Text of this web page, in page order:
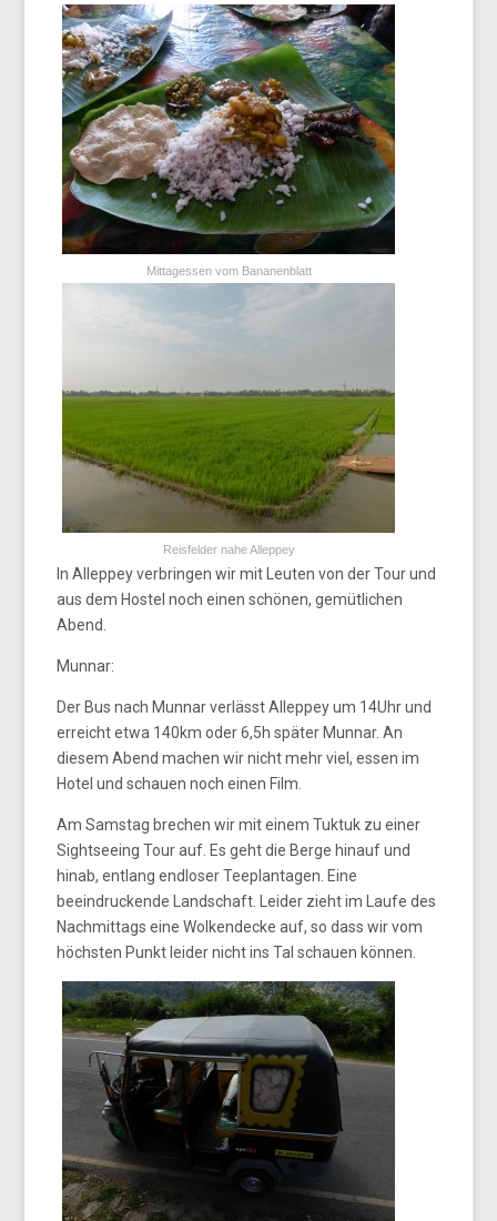
Mittagessen vom Bananenblatt
Reisfelder nahe Alleppey
In Alleppey verbringen wir mit Leuten von der Tour und
aus dem Hostel noch einen schönen, gemütlichen
Abend.
Munnar:
Der Bus nach Munnar verlässt Alleppey um 14Uhr und
erreicht etwa 140km oder 6,5h später Munnar. An
diesem Abend machen wir nicht mehr viel, essen im
Hotel und schauen noch einen Film.
Am Samstag brechen wir mit einem Tuktuk zu einer
Sightseeing Tour auf. Es geht die Berge hinauf und
hinab, entlang endloser Teeplantagen. Eine
beeindruckende Landschaft. Leider zieht im Laufe des
Nachmittags eine Wolkendecke auf, so dass wir vom
höchsten Punkt leider nicht ins Tal schauen können.